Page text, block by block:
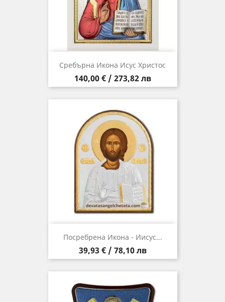
Сребърна Икона Исус Христос
Цена
140,00 € / 273,82 лв
Посребрена Икона - Иисус...
Цена
39,93 € / 78,10 лв